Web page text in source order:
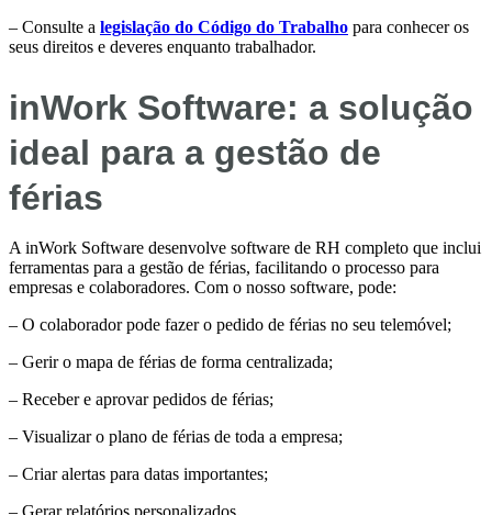
– Consulte a legislação do Código do Trabalho para conhecer os
seus direitos e deveres enquanto trabalhador.
inWork Software: a solução
ideal para a gestão de
férias
A inWork Software desenvolve software de RH completo que inclui
ferramentas para a gestão de férias, facilitando o processo para
empresas e colaboradores. Com o nosso software, pode:
– O colaborador pode fazer o pedido de férias no seu telemóvel;
– Gerir o mapa de férias de forma centralizada;
– Receber e aprovar pedidos de férias;
– Visualizar o plano de férias de toda a empresa;
– Criar alertas para datas importantes;